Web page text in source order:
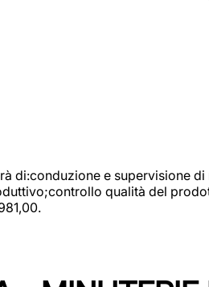
di:conduzione e supervisione
qualità del